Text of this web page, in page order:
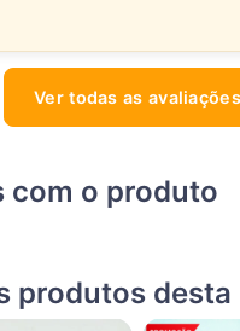
Ver todas as avaliações
com o produto
produtos desta